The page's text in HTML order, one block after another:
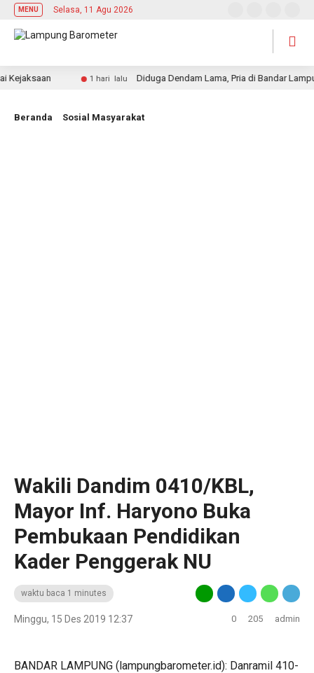
MENU Selasa, 11 Agu 2026
1 hari lalu Diduga Dendam Lama, Pria di Bandar
Beranda Sosial Masyarakat
Wakili Dandim 0410/KBL,
Mayor Inf. Haryono Buka
Pembukaan Pendidikan
Kader Penggerak NU
waktu baca 1 minutes
Minggu, 15 Des 2019 12:37 0 205 admin
BANDAR LAMPUNG (lampungbarometer.id): Danramil 410-